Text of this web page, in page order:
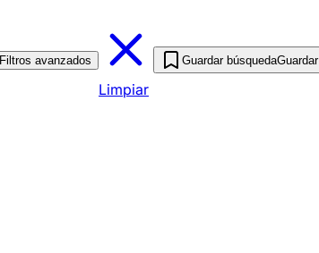
Filtros avanzados
Limpiar
Guardar búsquedaGuardar